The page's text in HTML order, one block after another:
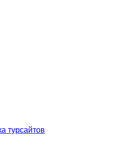
турсайтов